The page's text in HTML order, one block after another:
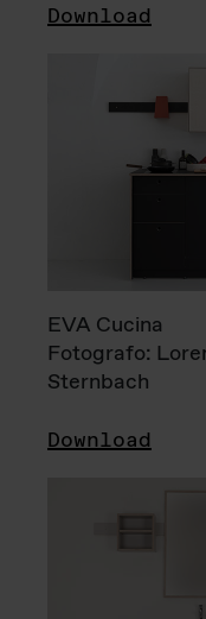
Download
EVA Cucina
Fotografo:
Sternbach
Download